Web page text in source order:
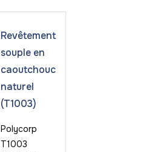
Revêtement
souple en
caoutchouc
naturel
(T1003)
Polycorp
T1003